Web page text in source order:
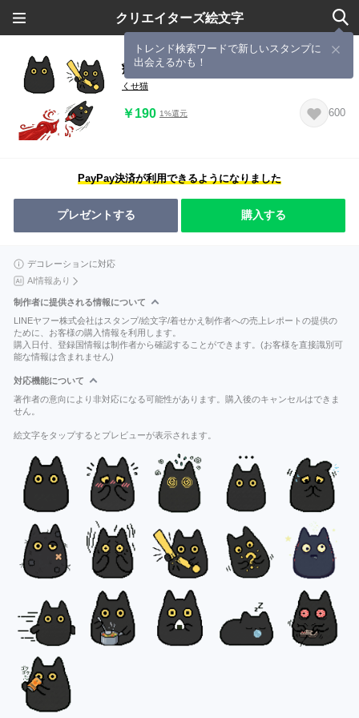
クリエイターズ絵文字
トレンド検索ワードで新しいスタンプに
出会えるかも！
癖猫くせ絵文字
くせ猫
￥190 1%還元 600
PayPay決済が利用できるようになりました
プレゼントする 購入する
デコレーションに対応
AI情報あり
制作者に提供される情報について
LINEヤフー株式会社はスタンプ/絵文字/着せかえ制作者への売上レポートの提供の
ために、お客様の購入情報を利用します。
購入日付、登録国情報は制作者から確認することができます。(お客様を直接識別可
能な情報は含まれません)
対応機能について
著作者の意向により非対応になる可能性があります。購入後のキャンセルはできま
せん。
絵文字をタップするとプレビューが表示されます。